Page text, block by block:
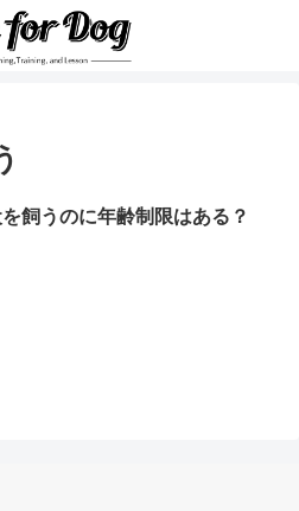
飼うのに年齢制限はある？